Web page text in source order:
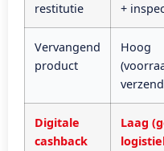
restitutie
+
Vervangend
product
Hoog
Digitale
cashback
Laag